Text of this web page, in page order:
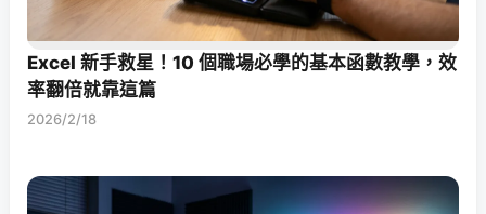
Excel 新手救星！10 個職場必學的基本函數教學，效
率翻倍就靠這篇
2026/2/18